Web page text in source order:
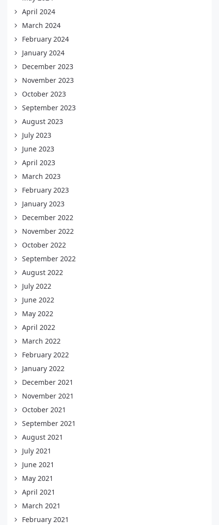
April 2024
March 2024
February 2024
January 2024
December 2023
November 2023
October 2023
September 2023
August 2023
July 2023
June 2023
April 2023
March 2023
February 2023
January 2023
December 2022
November 2022
October 2022
September 2022
August 2022
July 2022
June 2022
May 2022
April 2022
March 2022
February 2022
January 2022
December 2021
November 2021
October 2021
September 2021
August 2021
July 2021
June 2021
May 2021
April 2021
March 2021
February 2021